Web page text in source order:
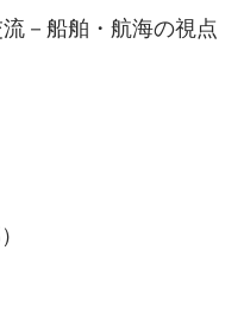
－船舶・航海の視点